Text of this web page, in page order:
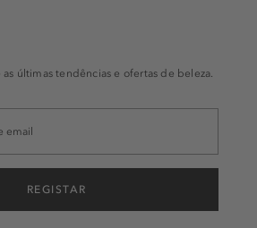
últimas tendências e ofertas de beleza.
REGISTAR